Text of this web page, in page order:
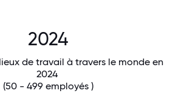
2024
de travail à travers le monde en
2024
(50 - 499 employés )